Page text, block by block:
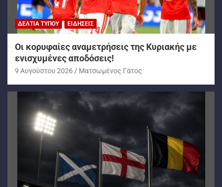
ΔΕΛΤΊΑ ΤΎΠΟΥ ΕΙΔΉΣΕΙΣ
Oι κορυφαίες αναμετρήσεις της Κυριακής με
ενισχυμένες αποδόσεις!
9 Αυγούστου 2026 Ματσωμένος Γάτος